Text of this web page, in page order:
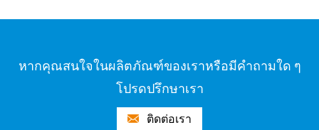
หากคุณสนใจในผลิตภัณฑ์ของเราหรือมีคำถามใด ๆ
โปรดปรึกษาเรา
ติดต่อเรา